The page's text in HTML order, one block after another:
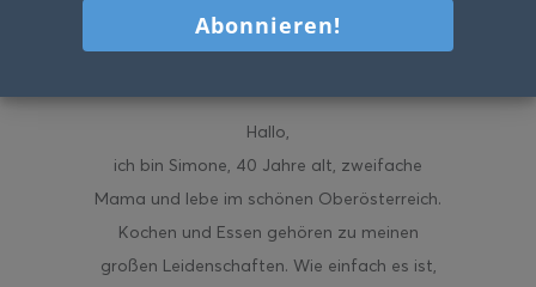
Hallo,
ich bin Simone, 40 Jahre alt, zweifache
Mama und lebe im schönen Oberösterreich.
Kochen und Essen gehören zu meinen
großen Leidenschaften. Wie einfach es ist,